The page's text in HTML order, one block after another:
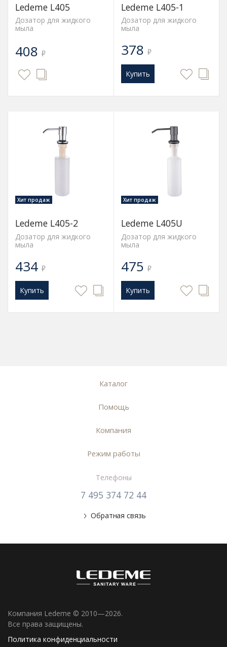
Ledeme L405
Дозатор для жидкого
мыла
408 ₽
Ledeme L405-1
Дозатор для жидкого
мыла
378 ₽
Купить
Хит продаж
Ledeme L405-2
Дозатор для жидкого
мыла
434 ₽
Купить
Хит продаж
Ledeme L405U
Дозатор для жидкого
мыла
475 ₽
Купить
Каталог
Помощь
Компания
Режим работы
Телефоны
7 495 374 72 44
Обратная связь
Компания Ledeme © 2010—2026.
Все права защищены.
Политика конфиденциальности